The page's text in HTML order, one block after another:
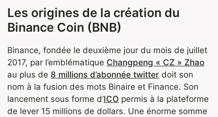
Les origines de la création du
Binance Coin (BNB)
Binance, fondée le deuxième jour du mois de juillet
2017, par l’emblématique Changpeng « CZ » Zhao
au plus de 8 millions d’abonnée twitter doit son
nom à la fusion des mots Binaire et Finance. Son
lancement sous forme d’ICO permis à la plateforme
de lever 15 millions de dollars. Une énorme somme